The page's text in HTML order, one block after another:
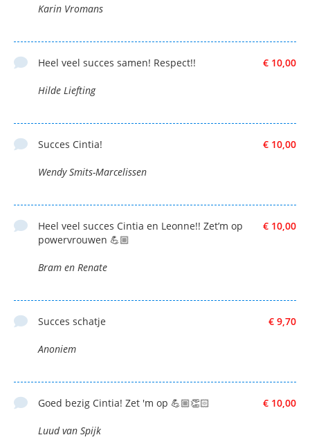
Karin Vromans
€ 10,00
Heel veel succes samen! Respect!!
Hilde Liefting
€ 10,00
Succes Cintia!
Wendy Smits-Marcelissen
€ 10,00
Heel veel succes Cintia en Leonne!! Zet’m op
powervrouwen 💪🏼
Bram en Renate
€ 9,70
Succes schatje
Anoniem
€ 10,00
Goed bezig Cintia! Zet 'm op 💪🏼👏🏻
Luud van Spijk